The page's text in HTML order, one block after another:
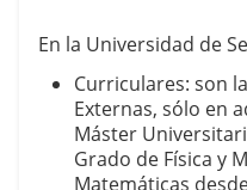
En la Universidad de
Curriculares: son
Externas, sólo en
Máster
Grado de Física y
Matemáticas